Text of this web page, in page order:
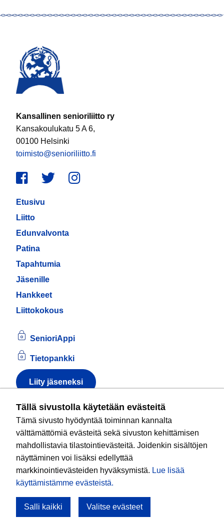
Tällä sivustolla käytetään evästeitä
Tämä sivusto hyödyntää toiminnan kannalta
välttämättömiä evästeitä sekä sivuston kehittämisen
mahdollistavia tilastointievästeitä. Joidenkin sisältöjen
näyttäminen voi lisäksi edellyttää
markkinointievästeiden hyväksymistä. Lue lisää
käyttämistämme evästeistä.​​​​​​
Salli kaikki Valitse evästeet
Kansallinen senioriliitto ry
Kansakoulukatu 5 A 6,
00100 Helsinki
toimisto@senioriliitto.fi
Facebook
TwitterInstagram
Etusivu
Liitto
Edunvalvonta
Patina
Tapahtumia
Jäsenille
Hankkeet
Liittokokous
SenioriAppi
Tietopankki
Liity jäseneksi
Tietoa evästeistä
Kansallinen senioriliitto ryon valtakunnallinen
eläkeläisjärjestö, joka edistää ikääntyvien ja
eläkeläisten sosiaalista turvallisuutta ja hyvinvointia
sekä valvoo heidän oikeuksiaan liiton arvoja
noudattaen. Liitto on puolueisiin kuulumaton.
Tule mukaan!